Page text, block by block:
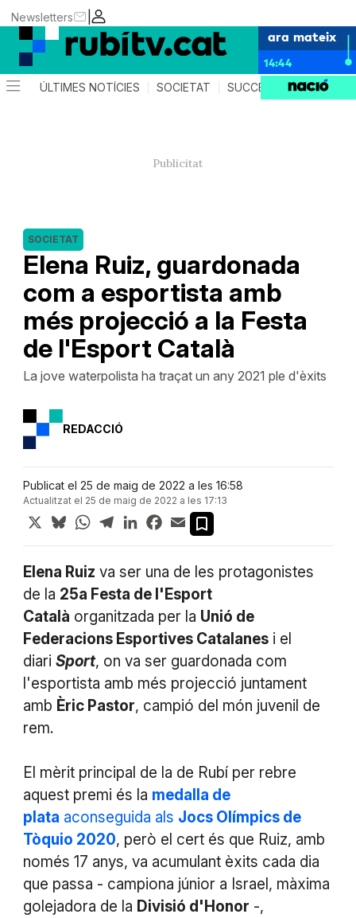
|
Newsletters
ara mateix
14:44
ÚLTIMES NOTÍCIES SOCIETAT SUCCESSOS
Elena Ruiz, guardonada
com a esportista amb
més projecció a la Festa
de l'Esport Català
SOCIETAT
La jove waterpolista ha traçat un any 2021 ple d'èxits
REDACCIÓ
Publicat el 25 de maig de 2022 a les 16:58
Actualitzat el 25 de maig de 2022 a les 17:13
X BlueskyWhatsApp
TelegramLinkedInFacebook
Email
Elena Ruiz va ser una de les protagonistes
de la 25a Festa de l'Esport
Català organitzada per la Unió de
Federacions Esportives Catalanesi el
diari Sport, on va ser guardonada com
l'esportista amb més projecció juntament
amb Èric Pastor, campió del món juvenil de
rem.
El mèrit principal de la de Rubí per rebre
aquest premi és la medalla de
plata aconseguida als Jocs Olímpics de
Tòquio 2020, però el cert és que Ruiz, amb
només 17 anys, va acumulant èxits cada dia
que passa - campiona júnior a Israel, màxima
golejadora de la Divisió d'Honor -,